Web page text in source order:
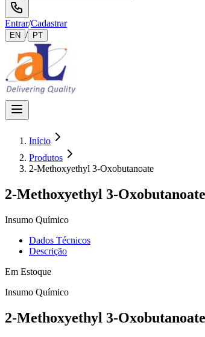
Entrar/Cadastrar
EN / PT
Início
Produtos
2-Methoxyethyl 3-Oxobutanoate
2-Methoxyethyl 3-Oxobutanoate
Insumo Químico
Dados Técnicos
Descrição
Em Estoque
Insumo Químico
2-Methoxyethyl 3-Oxobutanoate